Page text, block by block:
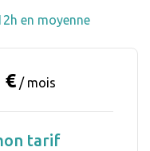
en moyenne
€/ mois
tarif